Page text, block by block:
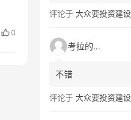
0
评论于 大众要投资建设覆盖全
考拉的生活
不错
评论于 大众要投资建设覆盖全